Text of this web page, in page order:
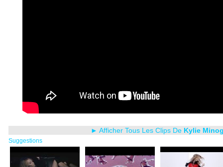
► Afficher Tous Les Clips De Kylie
Suggestions